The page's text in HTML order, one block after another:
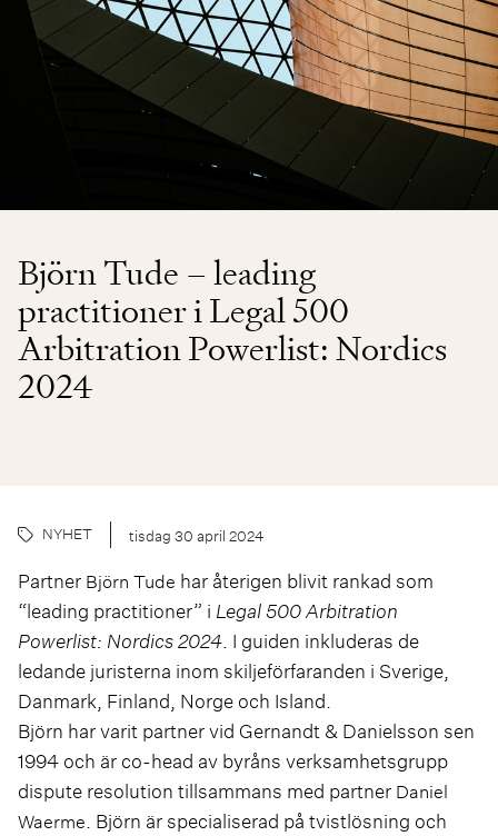
Björn Tude – leading
practitioner i Legal 500
Arbitration Powerlist: Nordics
2024
NYHET tisdag 30 april 2024
Partner Björn Tude har återigen blivit rankad som
“leading practitioner” i Legal 500 Arbitration
Powerlist: Nordics 2024. I guiden inkluderas de
ledande juristerna inom skiljeförfaranden i Sverige,
Danmark, Finland, Norge och Island.
Björn har varit partner vid Gernandt & Danielsson sen
1994 och är co-head av byråns verksamhetsgrupp
dispute resolution tillsammans med partner Daniel
Waerme. Björn är specialiserad på tvistlösning och